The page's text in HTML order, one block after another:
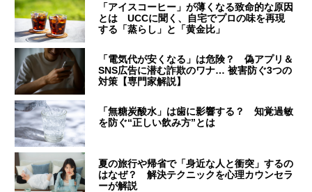
「アイスコーヒー」が薄くなる致命的な原因
とは UCCに聞く、自宅でプロの味を再現
する「蒸らし」と「黄金比」
「電気代が安くなる」は危険？ 偽アプリ＆
SNS広告に潜む詐欺のワナ… 被害防ぐ3つの
対策【専門家解説】
「無糖炭酸水」は歯に影響する？ 知覚過敏
を防ぐ“正しい飲み方”とは
夏の旅行や帰省で「身近な人と衝突」するの
はなぜ？ 解決テクニックを心理カウンセラ
ーが解説